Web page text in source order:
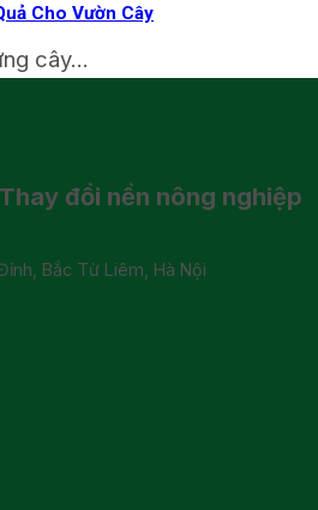
Cho Vườn Cây
cây...
Thay đổi nền nông nghiệp
Bắc Từ Liêm, Hà Nội